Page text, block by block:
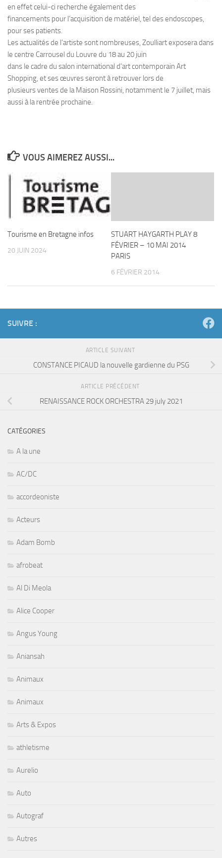
en effet celui-ci recherche également des
financements pour l’acquisition de matériel, tel des endoscopes,
pour ses patients.
Les actualités de l’artiste sont nombreuses, Zoulliart exposera dans
le centre Carrousel du Louvre du 18 au 20 juin
dans le cadre du salon international d’art contemporain Art
Shopping, et ses œuvres seront à retrouver lors de
plusieurs ventes de la Maison Rossini, notamment le 7 juillet, mais
aussi à la rentrée prochaine.
VOUS AIMEREZ AUSSI...
Tourisme en Bretagne infos
20 JUIN 2024
STUART HAYGARTH PLAY 8
FÉVRIER – 10 MAI 2014
PARIS
6 FÉVRIER 2014
SUIVRE :
ARTICLE SUIVANT
CONSTANCE PICAUD la nouvelle gardienne du PSG
ARTICLE PRÉCÉDENT
RENAISSANCE ROCK ORCHESTRA 29 july 2021
CATÉGORIES
A la une
AC/DC
accordeoniste
Acteurs
Adam Bomb
afrobeat
Al Di Meola
Alice Cooper
Angus Young
Aniansah
Animaux
Animaux
Arts & Expos
athletisme
Aurelio
Auto
Autograf
Autres